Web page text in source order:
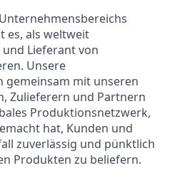
es, als weltweit
Lieferant von
Unsere
mit unseren
Zulieferern und Partnern
Produktionsnetzwerk,
hat, Kunden und
zuverlässig und pünktlich
Produkten zu beliefern.